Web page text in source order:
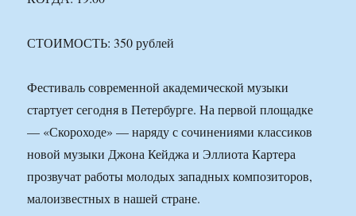
СТОИМОСТЬ: 350 рублей
Фестиваль современной академической музыки
стартует сегодня в Петербурге. На первой площадке
— «Скороходе» — наряду с сочинениями классиков
новой музыки Джона Кейджа и Эллиота Картера
прозвучат работы молодых западных композиторов,
малоизвестных в нашей стране.